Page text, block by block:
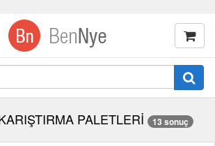
PALETLERİ 13 sonuç